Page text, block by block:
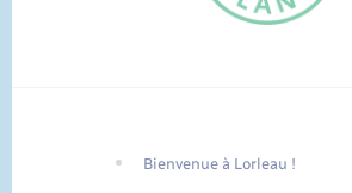
FR
Bienvenue à Lorleau !